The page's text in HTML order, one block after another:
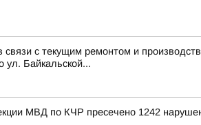
связи с текущим ремонтом и
ул. Байкальской...
МВД по КЧР пресечено 1242